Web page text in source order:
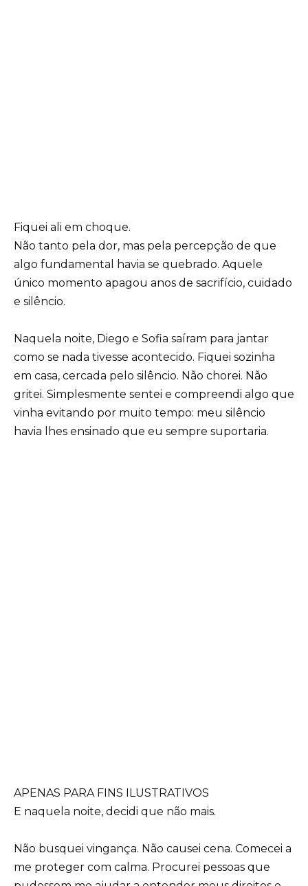
Fiquei ali em choque.
Não tanto pela dor, mas pela percepção de que
algo fundamental havia se quebrado. Aquele
único momento apagou anos de sacrifício, cuidado
e silêncio.
Naquela noite, Diego e Sofia saíram para jantar
como se nada tivesse acontecido. Fiquei sozinha
em casa, cercada pelo silêncio. Não chorei. Não
gritei. Simplesmente sentei e compreendi algo que
vinha evitando por muito tempo: meu silêncio
havia lhes ensinado que eu sempre suportaria.
APENAS PARA FINS ILUSTRATIVOS
E naquela noite, decidi que não mais.
Não busquei vingança. Não causei cena. Comecei a
me proteger com calma. Procurei pessoas que